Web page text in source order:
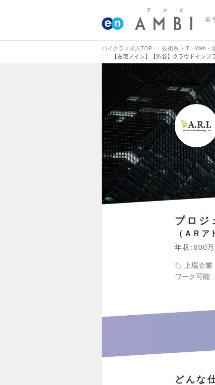
若
ハイクラス求人TOP 技術系（IT・Web・
【在宅メイン】【渋谷】クラウドイン
プロジ
ＡＲア
年収 800
上場企業
ワーク可能
どんな